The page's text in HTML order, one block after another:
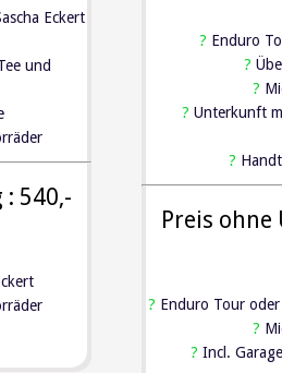
Eckert
und
540,-
? Enduro
?
?
? Unterkunft
?
Preis
? Enduro Tour
?
? Incl.